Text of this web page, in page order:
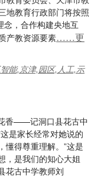
地教育行政部门将按照
念，合作构建央地互
产教资源要素……更
能,京津,园区,人工,示
香——记洞口县花古中
是家长经常对她说的
懂得尊重理解。”这是
，是我们的知心大姐
花古中学教师刘